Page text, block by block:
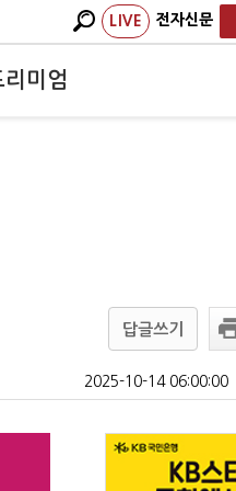
LIVE 전자신문
리미엄
답글쓰기
2025-10-14 06:00:00